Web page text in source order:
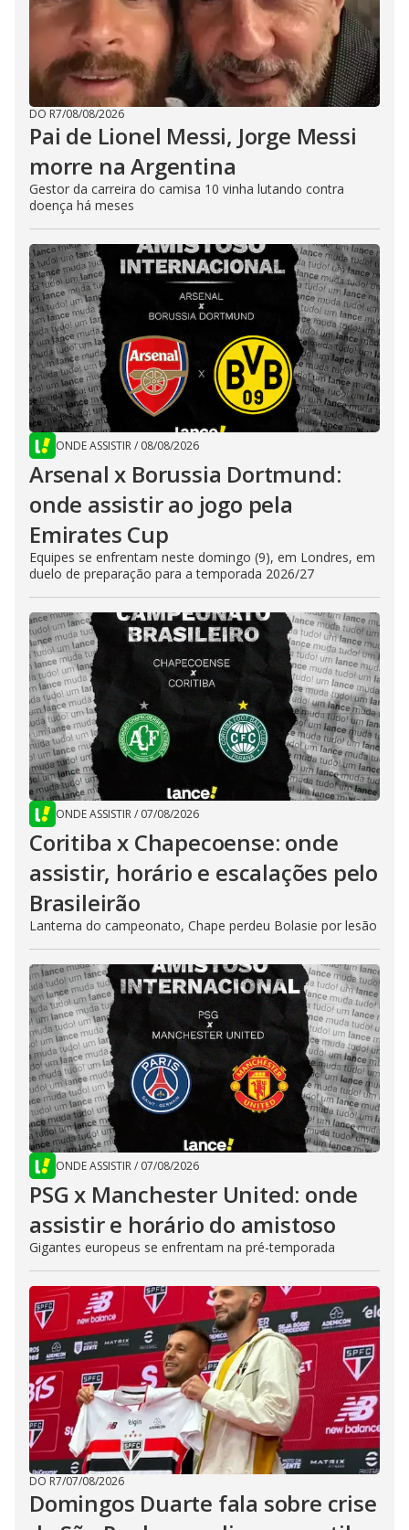
DO R7/08/08/2026
Pai de Lionel Messi, Jorge Messi
morre na Argentina
Gestor da carreira do camisa 10 vinha lutando contra
doença há meses
ONDE ASSISTIR/ 08/08/2026
Arsenal x Borussia Dortmund:
onde assistir ao jogo pela
Emirates Cup
Equipes se enfrentam neste domingo (9), em Londres, em
duelo de preparação para a temporada 2026/27
ONDE ASSISTIR/ 07/08/2026
Coritiba x Chapecoense: onde
assistir, horário e escalações pelo
Brasileirão
Lanterna do campeonato, Chape perdeu Bolasie por lesão
ONDE ASSISTIR/ 07/08/2026
PSG x Manchester United: onde
assistir e horário do amistoso
Gigantes europeus se enfrentam na pré-temporada
DO R7/07/08/2026
Domingos Duarte fala sobre crise